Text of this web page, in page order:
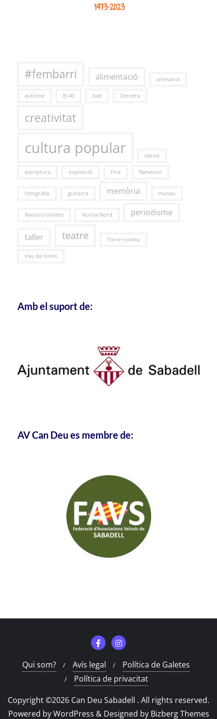
#fembarri alimentació artesania
autisme B-40 ball Cervera
creativitat
cultura popular dansa
escriptura exposició Fira flamenco
fotografia guitarra memòria museu
Nacions Unides Norda Nord periodisme
taller teatre Torre-romeu
Veu de Veïns
Amb el suport de:
AV Can Deu es membre de:
Qui som? Avís legal
Política de Galetes
Política de privacitat
Copyright ©2026 Can Deu Sabadell . All rights reserved.
Powered byWordPress & Designed by Bizberg Themes